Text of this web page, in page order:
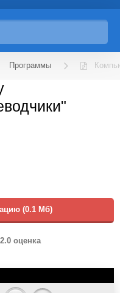
Программы
(0.1 Мб)
2.0 оценка